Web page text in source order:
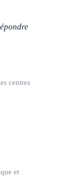
centres
et